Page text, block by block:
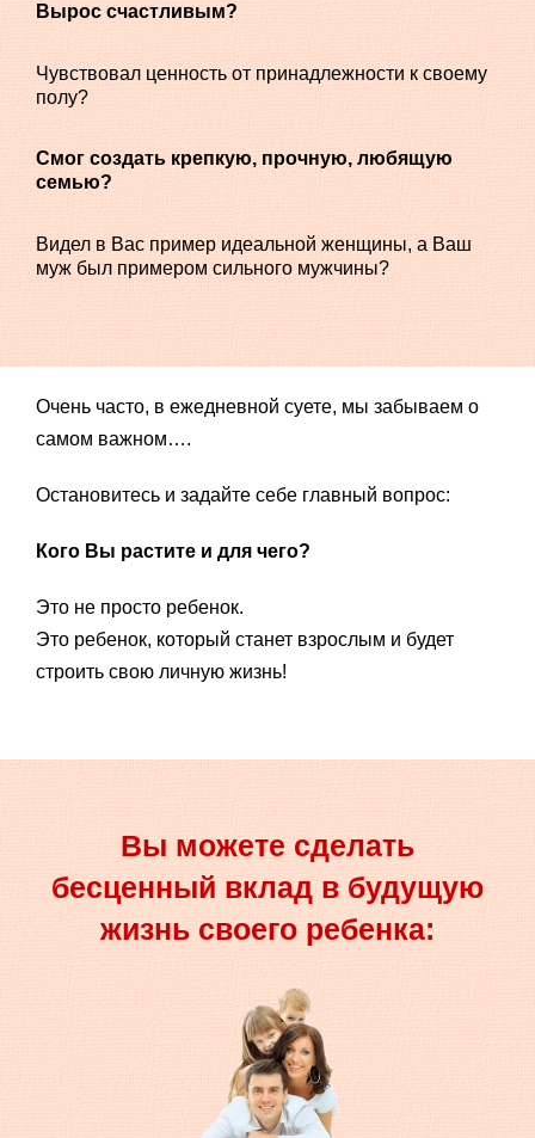
Вырос счастливым?
Чувствовал ценность от принадлежности к своему
полу?
Смог создать крепкую, прочную, любящую
семью?
Видел в Вас пример идеальной женщины, а Ваш
муж был примером сильного мужчины?
Очень часто, в ежедневной суете, мы забываем о
самом важном….
Остановитесь и задайте себе главный вопрос:
Кого Вы растите и для чего?
Это не просто ребенок.
Это ребенок, который станет взрослым и будет
строить свою личную жизнь!
Вы можете сделать
бесценный вклад в будущую
жизнь своего ребенка: